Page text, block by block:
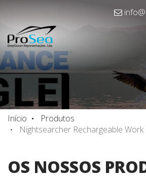
Início
Produtos
Nightsearcher Rechargeable Work
OS NOSSOS